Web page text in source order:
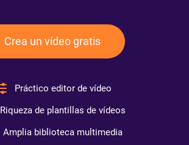
Crea un vídeo gratis
Práctico editor de vídeo
Riqueza de plantillas de vídeos
Amplia biblioteca multimedia